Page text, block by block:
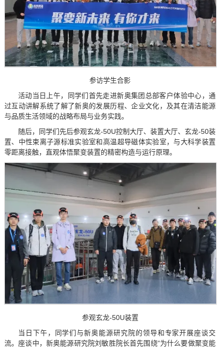
参访学生合影
活动当日上午，同学们首先走进新奥集团总部客户体验中心，通
过互动讲解系统了解了新奥的发展历程、企业文化，及其在清洁能源
与品质生活领域的战略布局与业务实践。
随后，同学们先后参观玄龙-50U控制大厅、装置大厅、玄龙-50装
置、中性束离子源标准实验室和高温超导磁体实验室，与大科学装置
零距离接触，直观体悟聚变装置的精密构造与运行原理。
参观玄龙-50U装置
当日下午，同学们与新奥能源研究院的领导和专家开展座谈交
流。座谈中，新奥能源研究院刘敏胜院长首先围绕“为什么要做聚变能